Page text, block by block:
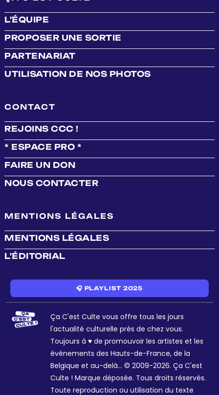
L'ÉQUIPE
PROPOSER UNE SORTIE
PARTENARIAT
UTILISATION DE NOS PHOTOS
CONTACT
REJOINS CCC !
* ESPACE PRO *
FAIRE UN DON
NOUS CONTACTER
MENTIONS LÉGALES
MENTIONS LÉGALES
L'ÉDITORIAL
🎧 PLAYLIST 2025
Ça C'est Culte vous offre tous les jours
l'actualité culturelle près de chez vous.
Toujours à ♥ de promouvoir les artistes et les
événements des Hauts-de-France, de la
Belgique et au-delà... © 2009-2026. Ça C'est
Culte ! Marque déposée. Tous droits réservés.
Toute reproduction ou utilisation du texte